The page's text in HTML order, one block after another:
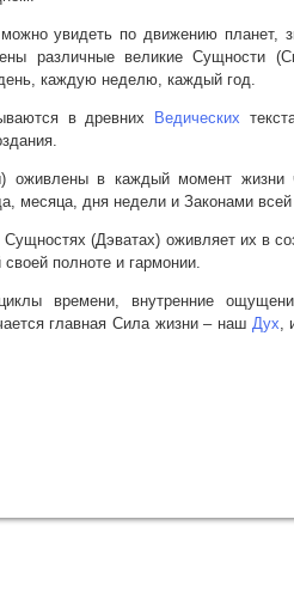
увидеть по движению планет,
различные великие Сущности
каждую неделю, каждый год.
в древних Ведических
оживлены в каждый момент жизни
месяца, дня недели и Законами
(Дэватах) оживляет их в
полноте и гармонии.
времени, внутренние
главная Сила жизни – наш Дух,